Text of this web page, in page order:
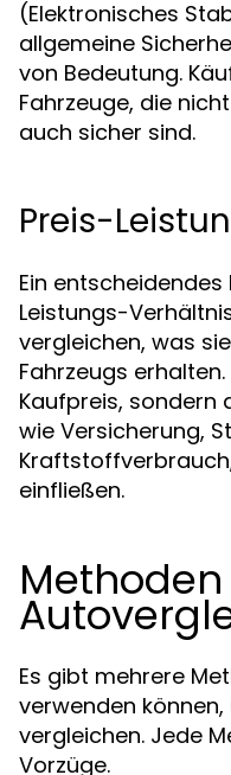
(Elektronisches
allgemeine
von Bedeutung.
Fahrzeuge, die
auch sicher sind.
Preis-
Ein
Leistungs-
vergleichen, was
Fahrzeugs
Kaufpreis, sondern
wie Versicherung,
einfließen.
Es gibt mehrere
verwenden können,
vergleichen. Jede
Vorzüge.